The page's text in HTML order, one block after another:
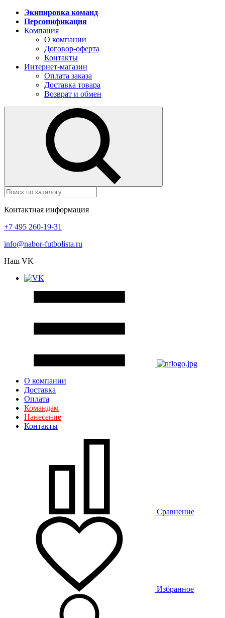
Экипировка команд
Персонификация
Компания
О компании
Договор-оферта
Контакты
Интернет-магазин
Оплата заказа
Доставка товара
Возврат и обмен
Контактная информация
+7 495 260-19-31
info@nabor-futbolista.ru
Наш VK
О компании
Доставка
Оплата
Командам
Нанесение
Контакты
Сравнение
Избранное